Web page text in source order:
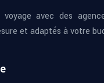
avec des
et adaptés à votre